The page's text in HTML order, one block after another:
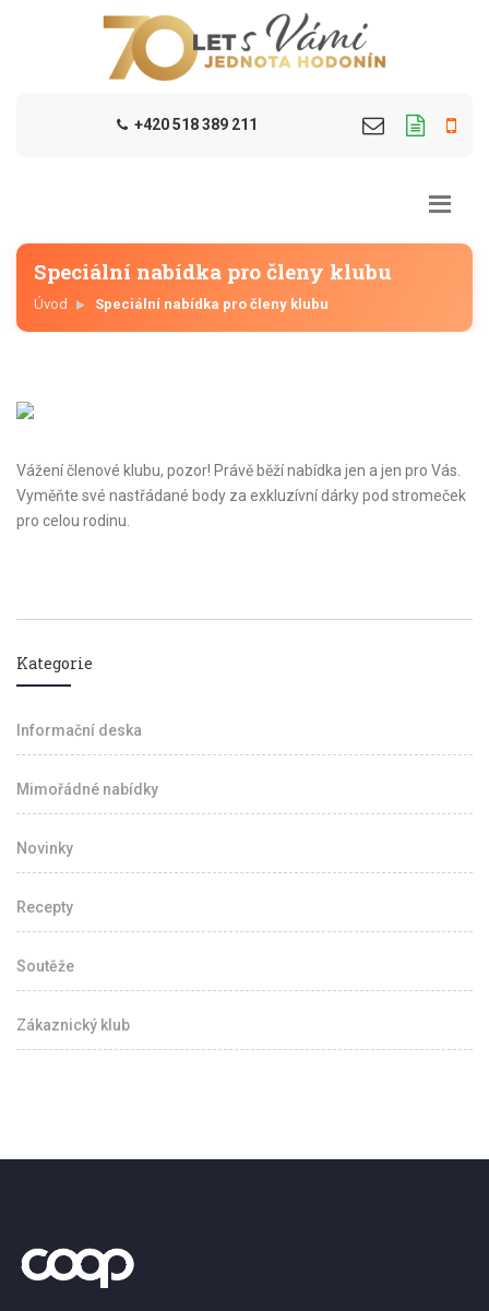
+420 518 389 211
Speciální nabídka pro členy klubu
Úvod Speciální nabídka pro členy klubu
Vážení členové klubu, pozor! Právě běží nabídka jen a jen pro Vás.
Vyměňte své nastřádané body za exkluzívní dárky pod stromeček
pro celou rodinu.
Kategorie
Informační deska
Mimořádné nabídky
Novinky
Recepty
Soutěže
Zákaznický klub